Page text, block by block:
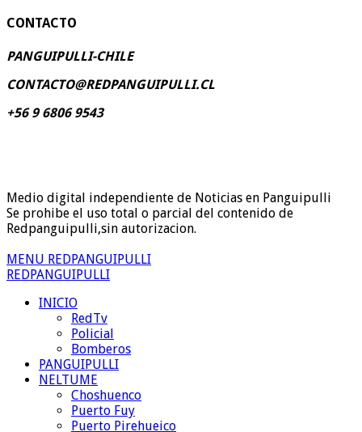
CONTACTO
PANGUIPULLI-CHILE
CONTACTO@REDPANGUIPULLI.CL
+56 9 6806 9543
Medio digital independiente de Noticias en Panguipulli
Se prohibe el uso total o parcial del contenido de
Redpanguipulli,sin autorizacion.
MENU REDPANGUIPULLI
REDPANGUIPULLI
INICIO
RedTv
Policial
Bomberos
PANGUIPULLI
NELTUME
Choshuenco
Puerto Fuy
Puerto Pirehueico